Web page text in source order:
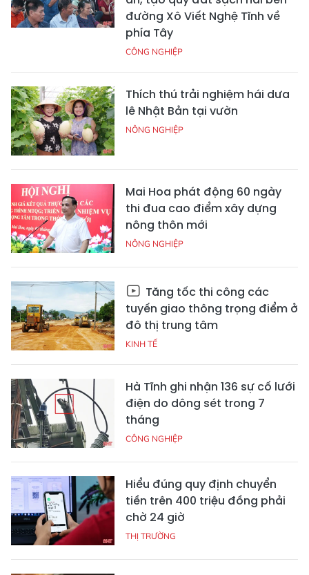
đường Xô Viết Nghệ Tĩnh về
phía Tây
CÔNG NGHIỆP
Thích thú trải nghiệm hái dưa
lê Nhật Bản tại vườn
NÔNG NGHIỆP
Mai Hoa phát động 60 ngày
thi đua cao điểm xây dựng
nông thôn mới
NÔNG NGHIỆP
Tăng tốc thi công các
tuyến giao thông trọng điểm ở
đô thị trung tâm
KINH TẾ
Hà Tĩnh ghi nhận 136 sự cố lưới
điện do dông sét trong 7
tháng
CÔNG NGHIỆP
Hiểu đúng quy định chuyển
tiền trên 400 triệu đồng phải
chờ 24 giờ
THỊ TRƯỜNG